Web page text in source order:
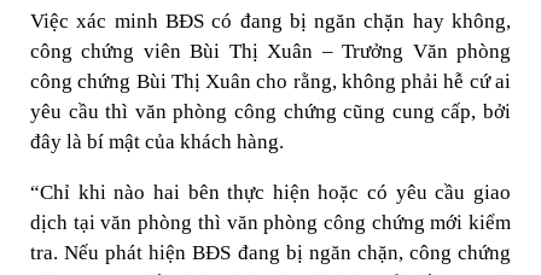
Việc xác minh BĐS có đang bị ngăn chặn hay không,
công chứng viên Bùi Thị Xuân – Trưởng Văn phòng
công chứng Bùi Thị Xuân cho rằng, không phải hễ cứ ai
yêu cầu thì văn phòng công chứng cũng cung cấp, bởi
đây là bí mật của khách hàng.
“Chỉ khi nào hai bên thực hiện hoặc có yêu cầu giao
dịch tại văn phòng thì văn phòng công chứng mới kiểm
tra. Nếu phát hiện BĐS đang bị ngăn chặn, công chứng